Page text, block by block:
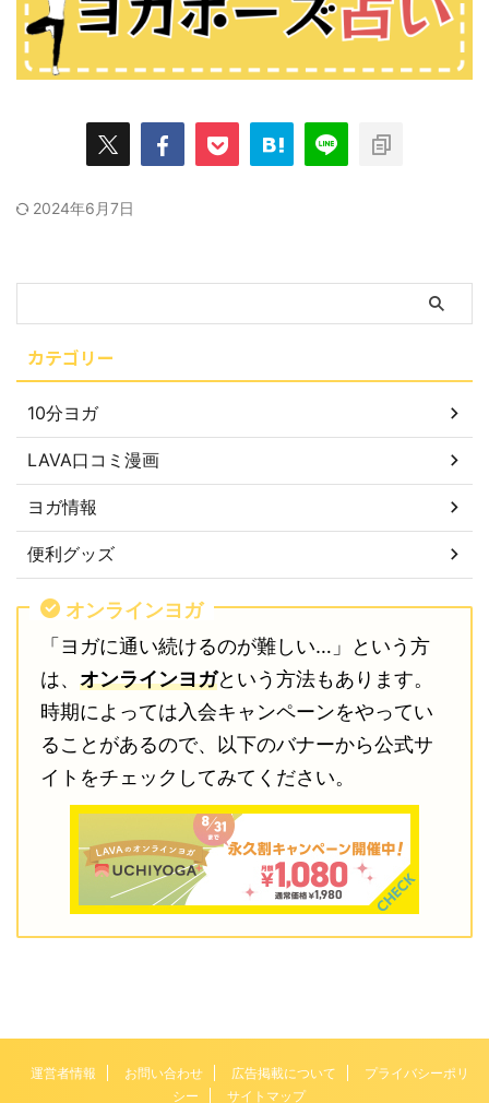
2024年6月7日
カテゴリー
10分ヨガ
LAVA口コミ漫画
ヨガ情報
便利グッズ
オンラインヨガ
「ヨガに通い続けるのが難しい…」という方
は、 オンラインヨガという方法もあります。
時期によっては入会キャンペーンをやってい
ることがあるので、以下のバナーから公式サ
イトをチェックしてみてください。
運営者情報 お問い合わせ 広告掲載について
プライバシーポリ
シー
サイトマップ